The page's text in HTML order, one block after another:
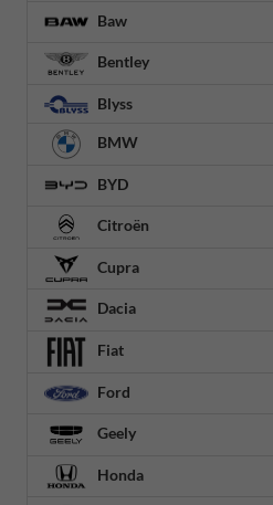
Baw
Bentley
Blyss
BMW
BYD
Citroën
Cupra
Dacia
Fiat
Ford
Geely
Honda